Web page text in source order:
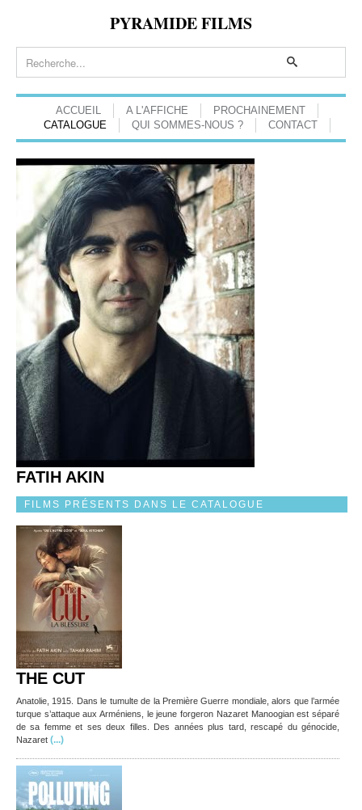
PYRAMIDE FILMS
ACCUEIL A L'AFFICHE
PROCHAINEMENT
CATALOGUE
QUI SOMMES-NOUS ? CONTACT
FATIH AKIN
FILMS PRÉSENTS DANS LE CATALOGUE
THE CUT
Anatolie, 1915. Dans le tumulte de la Première Guerre mondiale, alors que l’armée
turque s’attaque aux Arméniens, le jeune forgeron Nazaret Manoogian est séparé
de sa femme et ses deux filles. Des années plus tard, rescapé du génocide,
Nazaret (...)